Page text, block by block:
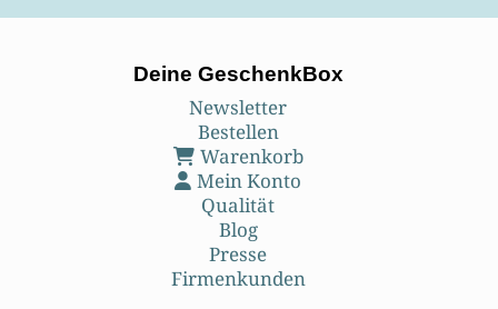
Deine GeschenkBox
Newsletter
Bestellen
Warenkorb
Mein Konto
Qualität
Blog
Presse
Firmenkunden